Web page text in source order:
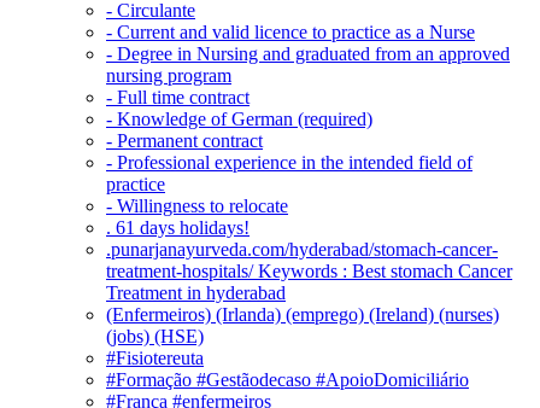
- Circulante
- Current and valid licence to practice as a Nurse
- Degree in Nursing and graduated from an approved
nursing program
- Full time contract
- Knowledge of German (required)
- Permanent contract
- Professional experience in the intended field of
practice
- Willingness to relocate
. 61 days holidays!
.punarjanayurveda.com/hyderabad/stomach-cancer-
treatment-hospitals/ Keywords : Best stomach Cancer
Treatment in hyderabad
(Enfermeiros) (Irlanda) (emprego) (Ireland) (nurses)
(jobs) (HSE)
#Fisiotereuta
#Formação #Gestãodecaso #ApoioDomiciliário
#França #enfermeiros